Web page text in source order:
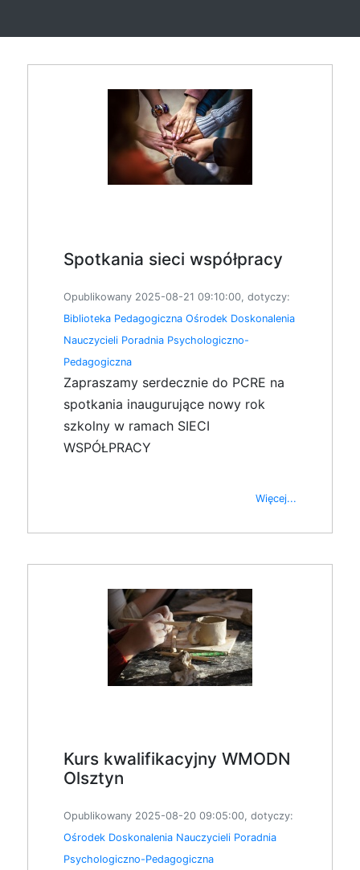
Spotkania sieci współpracy
Opublikowany 2025-08-21 09:10:00, dotyczy:
Biblioteka Pedagogiczna Ośrodek Doskonalenia
Nauczycieli Poradnia Psychologiczno-
Pedagogiczna
Zapraszamy serdecznie do PCRE na
spotkania inaugurujące nowy rok
szkolny w ramach SIECI
WSPÓŁPRACY
Więcej...
Kurs kwalifikacyjny WMODN
Olsztyn
Opublikowany 2025-08-20 09:05:00, dotyczy:
Ośrodek Doskonalenia Nauczycieli Poradnia
Psychologiczno-Pedagogiczna